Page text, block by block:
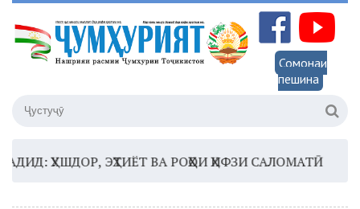
Сомонаи
пешина
ҲУШДОР, ЭҲТИЁТ ВА РОҲҲОИ ҲИФЗИ САЛОМАТӢ